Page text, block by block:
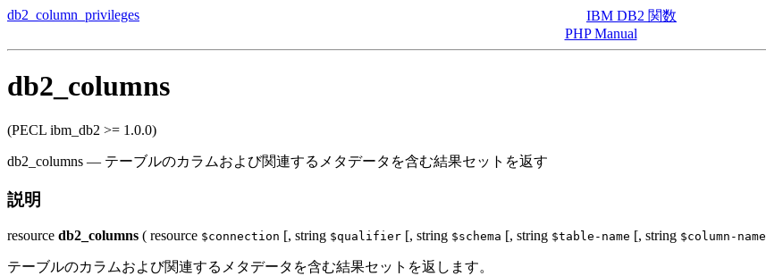
db2_column_privileges
IBM DB2 関数
PHP Manual
db2_columns
(PECL ibm_db2 >= 1.0.0)
db2_columns — テーブルのカラムおよび関連するメタデータを含む結果セットを返す
説明
resource db2_columns ( resource $connection [, string $qualifier [, string $schema [, string $table-name [, string $column-name
テーブルのカラムおよび関連するメタデータを含む結果セットを返します。